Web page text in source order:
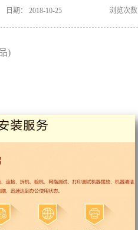
日期： 2018-10-25 浏览次
)